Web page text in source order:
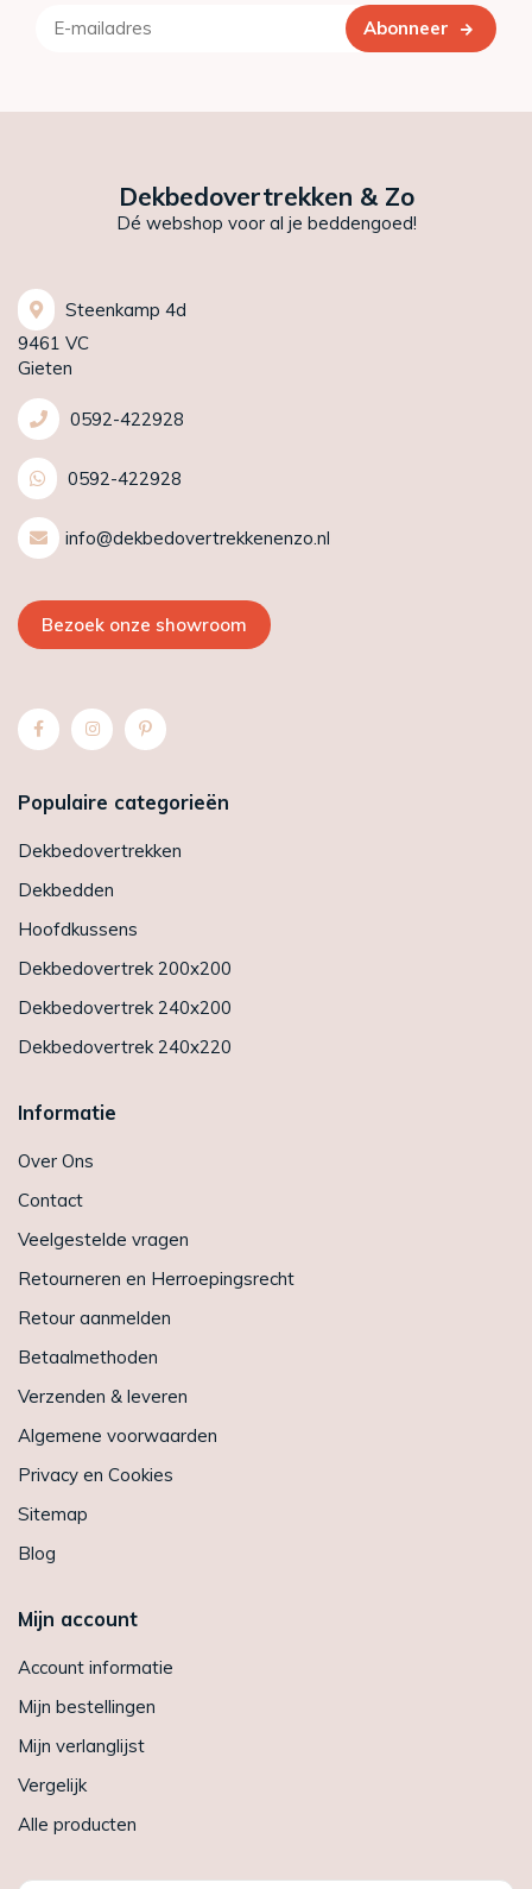
Abonneer
Dekbedovertrekken & Zo
Dé webshop voor al je beddengoed!
Steenkamp 4d
9461 VC
Gieten
0592-422928
0592-422928
info@dekbedovertrekkenenzo.nl
Bezoek onze showroom
Populaire categorieën
Dekbedovertrekken
Dekbedden
Hoofdkussens
Dekbedovertrek 200x200
Dekbedovertrek 240x200
Dekbedovertrek 240x220
Informatie
Over Ons
Contact
Veelgestelde vragen
Retourneren en Herroepingsrecht
Retour aanmelden
Betaalmethoden
Verzenden & leveren
Algemene voorwaarden
Privacy en Cookies
Sitemap
Blog
Mijn account
Account informatie
Mijn bestellingen
Mijn verlanglijst
Vergelijk
Alle producten